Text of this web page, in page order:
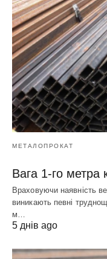
МЕТАЛОПРОКАТ
Вага 1-го метра
Враховуючи наявність
виникають певні
м…
5 днів ago